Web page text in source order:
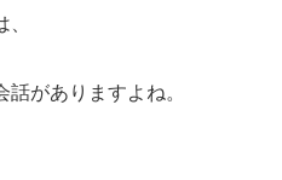
がありますよね。